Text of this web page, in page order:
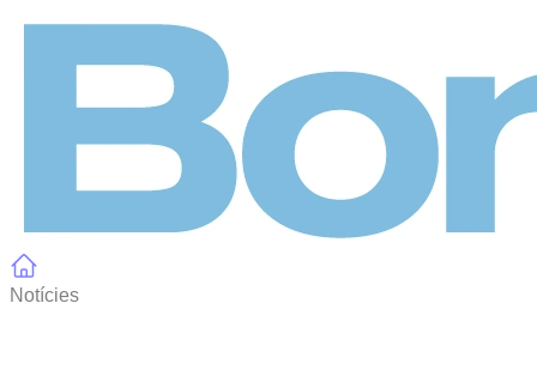
Notícies